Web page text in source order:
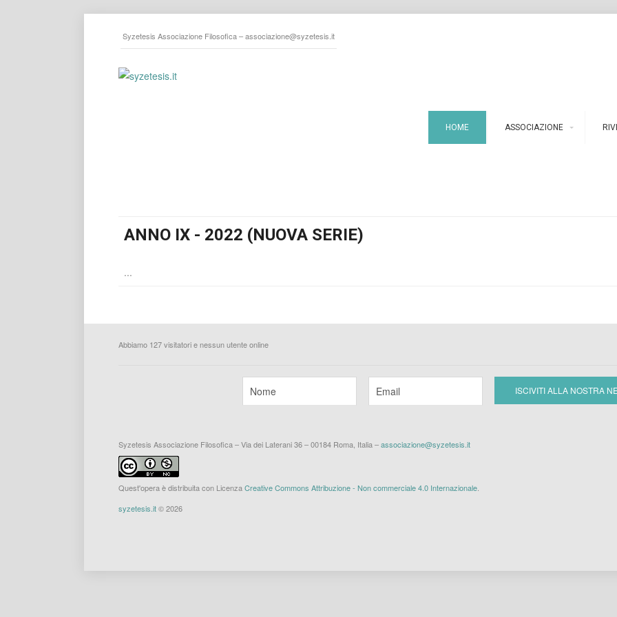
Syzetesis Associazione Filosofica –associazione@syzetesis.it
HOME ASSOCIAZIONE
ANNO IX - 2022 (NUOVA SERIE)
...
Abbiamo 127 visitatori e nessun utente online
Syzetesis Associazione Filosofica – Via dei Laterani 36 – 00184 Roma, Italia –associazione@syzetesis.it
Quest'opera è distribuita con LicenzaCreative Commons Attribuzione - Non commerciale 4.0 Internazionale
syzetesis.it© 2026